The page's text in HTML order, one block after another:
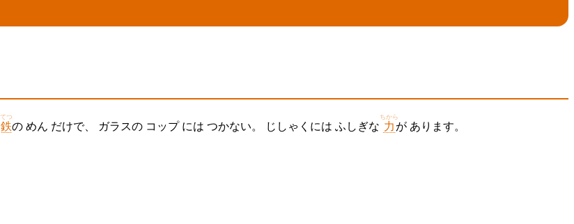
鉄
てつ
の めん だけで、 ガラスの コップ には つかない。 じしゃくには ふしぎな 力
ちから
が あります。